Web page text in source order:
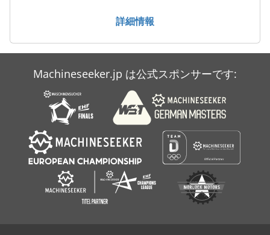
Case Ih Mx 150
Case Ih Mx 285
Case Ih Stx 530
詳細情報
Machineseeker.jp は公式スポンサーです: